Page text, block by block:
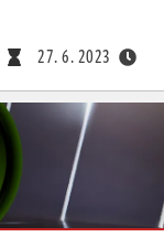
27. 6. 2023